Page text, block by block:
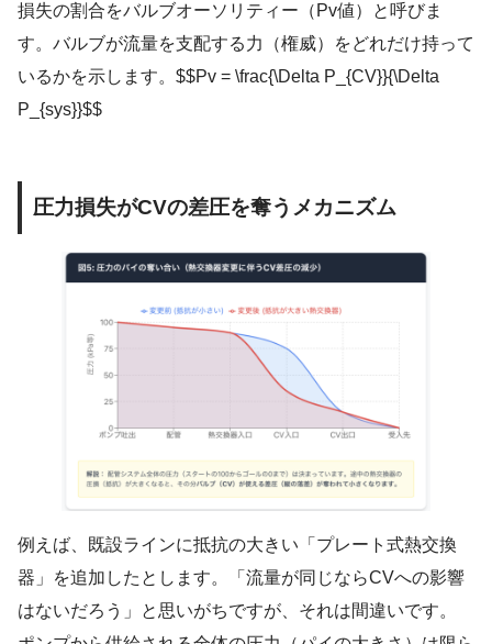
損失の割合をバルブオーソリティー（Pv値）と呼びま
す。バルブが流量を支配する力（権威）をどれだけ持って
いるかを示します。$$Pv = \frac{\Delta P_{CV}}{\Delta
P_{sys}}$$
圧力損失がCVの差圧を奪うメカニズム
例えば、既設ラインに抵抗の大きい「プレート式熱交換
器」を追加したとします。「流量が同じならCVへの影響
はないだろう」と思いがちですが、それは間違いです。